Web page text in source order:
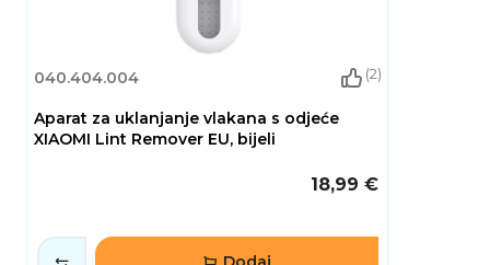
040.404.004 (2)
Aparat za uklanjanje vlakana s odjeće
XIAOMI Lint Remover EU, bijeli
18,99 €